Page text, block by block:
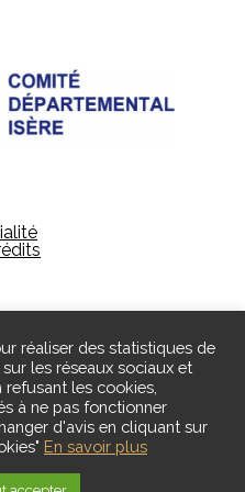
- Designed by ID
réaliser des statistiques de
les réseaux sociaux et
les cookies,
à ne pas fonctionner
d'avis en cliquant sur
En savoir plus